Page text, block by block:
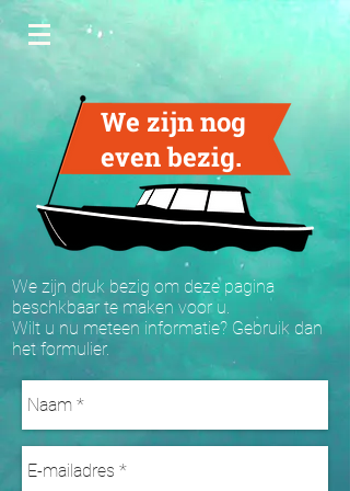
We zijn druk bezig om deze pagina
beschkbaar te maken voor u.
Wilt u nu meteen informatie? Gebruik dan
het formulier.
We zijn nog
even bezig.